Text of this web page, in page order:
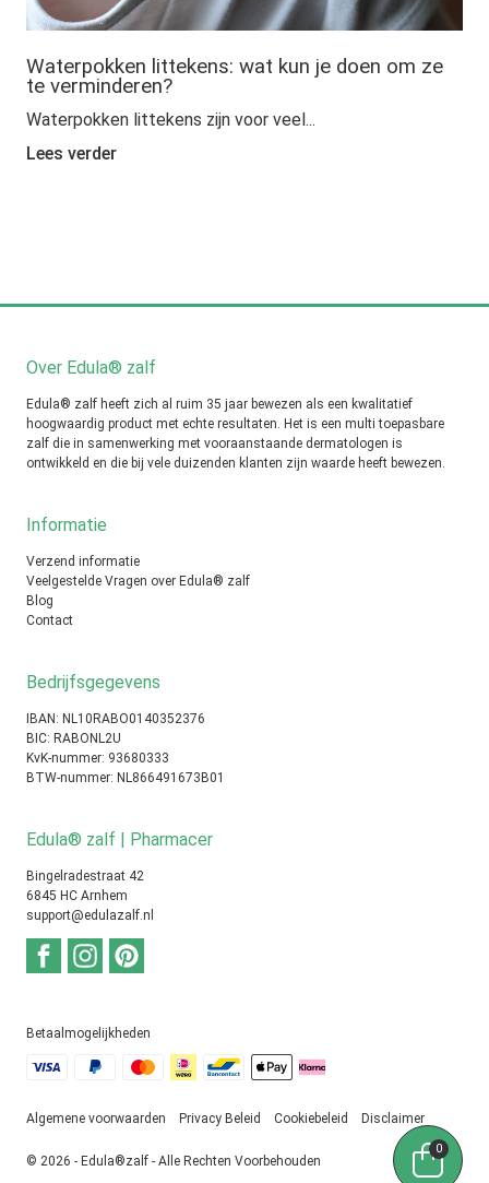
Waterpokken littekens: wat kun je doen om ze
te verminderen?
Waterpokken littekens zijn voor veel...
Lees verder
Over Edula® zalf
Edula® zalf heeft zich al ruim 35 jaar bewezen als een kwalitatief
hoogwaardig product met echte resultaten. Het is een multi toepasbare
zalf die in samenwerking met vooraanstaande dermatologen is
ontwikkeld en die bij vele duizenden klanten zijn waarde heeft bewezen.
Informatie
Verzend informatie
Veelgestelde Vragen over Edula® zalf
Blog
Contact
Bedrijfsgegevens
IBAN: NL10RABO0140352376
BIC: RABONL2U
KvK-nummer: 93680333
BTW-nummer: NL866491673B01
Edula® zalf | Pharmacer
Bingelradestraat 42
6845 HC Arnhem
support@edulazalf.nl
Betaalmogelijkheden
© 2026 - Edula®zalf - Alle Rechten Voorbehouden
Algemene voorwaarden Privacy Beleid Cookiebeleid Disclaimer
0